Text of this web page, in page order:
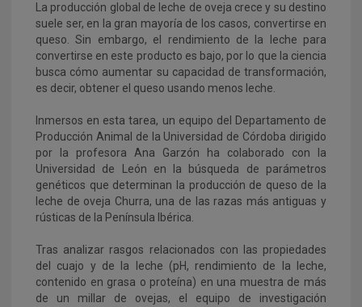
La producción global de leche de oveja crece y su destino
suele ser, en la gran mayoría de los casos, convertirse en
queso. Sin embargo, el rendimiento de la leche para
convertirse en este producto es bajo, por lo que la ciencia
busca cómo aumentar su capacidad de transformación,
es decir, obtener el queso usando menos leche.
Inmersos en esta tarea, un equipo del Departamento de
Producción Animal de la Universidad de Córdoba dirigido
por la profesora Ana Garzón ha colaborado con la
Universidad de León en la búsqueda de parámetros
genéticos que determinan la producción de queso de la
leche de oveja Churra, una de las razas más antiguas y
rústicas de la Península Ibérica.
Tras analizar rasgos relacionados con las propiedades
del cuajo y de la leche (pH, rendimiento de la leche,
contenido en grasa o proteína) en una muestra de más
de un millar de ovejas, el equipo de investigación